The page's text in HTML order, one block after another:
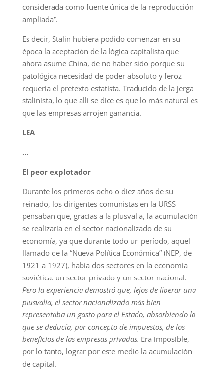
considerada como fuente única de la reproducción
ampliada”.
Es decir, Stalin hubiera podido comenzar en su
época la aceptación de la lógica capitalista que
ahora asume China, de no haber sido porque su
patológica necesidad de poder absoluto y feroz
requería el pretexto estatista. Traducido de la jerga
stalinista, lo que allí se dice es que lo más natural es
que las empresas arrojen ganancia.
LEA
…
El peor explotador
Durante los primeros ocho o diez años de su
reinado, los dirigentes comunistas en la URSS
pensaban que, gracias a la plusvalía, la acumulación
se realizaría en el sector nacionalizado de su
economía, ya que durante todo un período, aquel
llamado de la “Nueva Política Económica” (NEP, de
1921 a 1927), había dos sectores en la economía
soviética: un sector privado y un sector nacional.
Pero la experiencia demostró que, lejos de liberar una
plusvalía, el sector nacionalizado más bien
representaba un gasto para el Estado, absorbiendo lo
que se deducía, por concepto de impuestos, de los
beneficios de las empresas privadas. Era imposible,
por lo tanto, lograr por este medio la acumulación
de capital.